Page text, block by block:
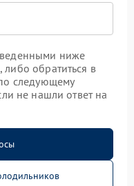
ниже
обратиться в
следующему
не нашли ответ на